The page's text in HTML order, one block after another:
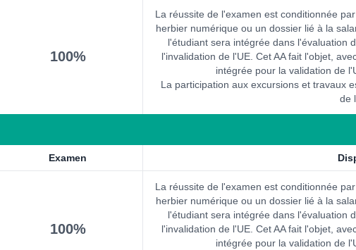
100%
La réussite de l'examen est conditionnée
herbier numérique ou un dossier lié à la
l'étudiant sera intégrée dans l'évaluation
l'invalidation de l'UE. Cet AA fait l'objet,
intégrée pour la validation de
La participation aux excursions et travaux
de
Examen
100%
La réussite de l'examen est conditionnée
herbier numérique ou un dossier lié à la
l'étudiant sera intégrée dans l'évaluation
l'invalidation de l'UE. Cet AA fait l'objet,
intégrée pour la validation de